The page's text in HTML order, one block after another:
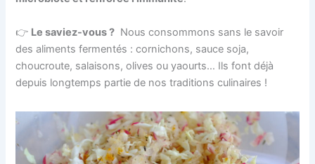
👉 Le saviez-vous ? Nous consommons sans le savoir
des aliments fermentés : cornichons, sauce soja,
choucroute, salaisons, olives ou yaourts… Ils font déjà
depuis longtemps partie de nos traditions culinaires !